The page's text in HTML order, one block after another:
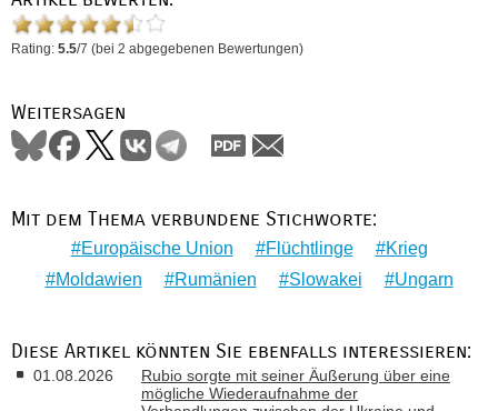
Rating: 5.5/7 (bei 2 abgegebenen Bewertungen)
Weitersagen
Mit dem Thema verbundene Stichworte:
Europäische Union Flüchtlinge
Krieg
Moldawien
Rumänien Slowakei Ungarn
Diese Artikel könnten Sie ebenfalls interessieren:
01.08.2026
Rubio sorgte mit seiner Äußerung über eine
mögliche Wiederaufnahme der